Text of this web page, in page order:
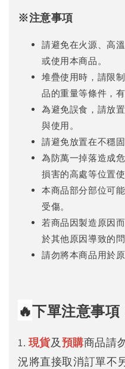
※注意事項
請避免在火源、高
或使用本商品。
堆疊使用時，請限
品的重量等條件，
為避免誤食，請放
與使用。
請避免放置在不穩
為防萬一掉落造成
損害的高處等位置使
本商品部分部位可
受傷。
若商品因製造原因
於其他原因導致的
請勿將本商品用於
🔥下單注意事項
1. 現貨及預購商品請
況將直接取消訂單不